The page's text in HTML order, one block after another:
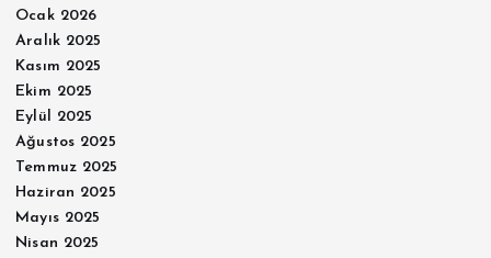
Ocak 2026
Aralık 2025
Kasım 2025
Ekim 2025
Eylül 2025
Ağustos 2025
Temmuz 2025
Haziran 2025
Mayıs 2025
Nisan 2025